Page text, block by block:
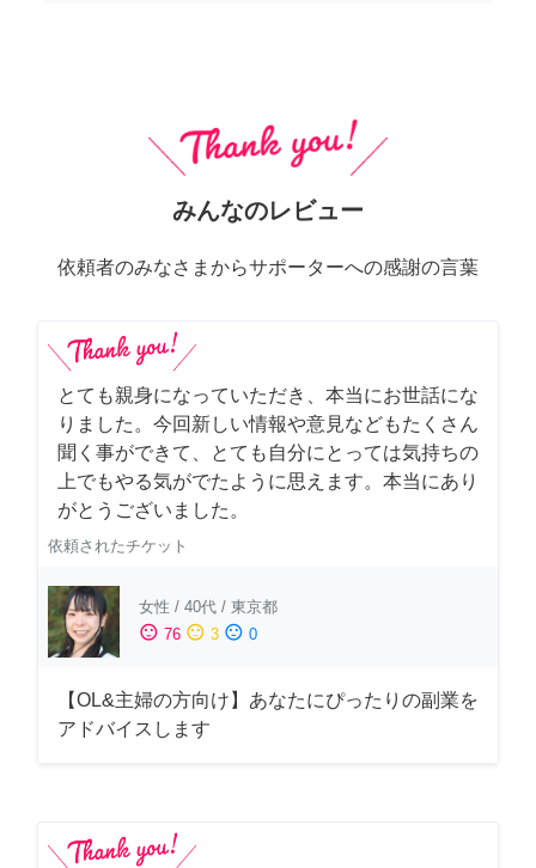
みんなのレビュー
依頼者のみなさまからサポーターへの感謝の言葉
とても親身になっていただき、本当にお世話にな
りました。今回新しい情報や意見などもたくさん
聞く事ができて、とても自分にとっては気持ちの
上でもやる気がでたように思えます。本当にあり
がとうございました。
依頼されたチケット
女性 / 40代 / 東京都
sentiment_satisfied 76 sentiment_neutral 3 sentiment_dissatisfied 0
【OL&主婦の方向け】あなたにぴったりの副業を
アドバイスします